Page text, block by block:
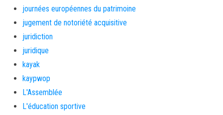
journées européennes du patrimoine
jugement de notoriété acquisitive
juridiction
juridique
kayak
kaypwop
L'Assemblée
L'éducation sportive